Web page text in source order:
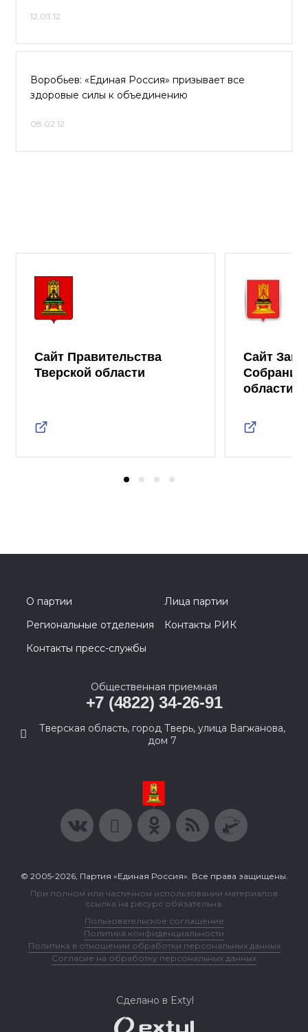
12.03.12
Воробьев: «Единая Россия» призывает все
здоровые силы к объединению
08.02.12
Сайт Правительства
Тверской области
Сайт
Собрания
области
О партии
Лица партии
Региональные отделения
Контакты РИК
Контакты пресс-службы
Общественная приемная
+7 (4822) 34-26-91
Тверская область, город Тверь, улица Вагжанова,
дом 7
© 2005-2026, Партия «Единая Россия». Все права защищены.
При полном или частичном использовании материалов
ссылка на ресурс обязательна.
Пользовательское соглашение
Политика конфиденциальности
Политика в отношении обработки персональных данных
Согласие на обработку персональных данных
Сделано в Extyl